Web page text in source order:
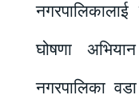
घोषणा
नगरपालिका